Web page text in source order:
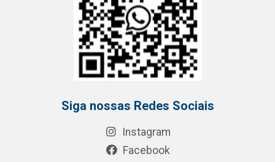
Siga nossas Redes Sociais
Instagram
Facebook